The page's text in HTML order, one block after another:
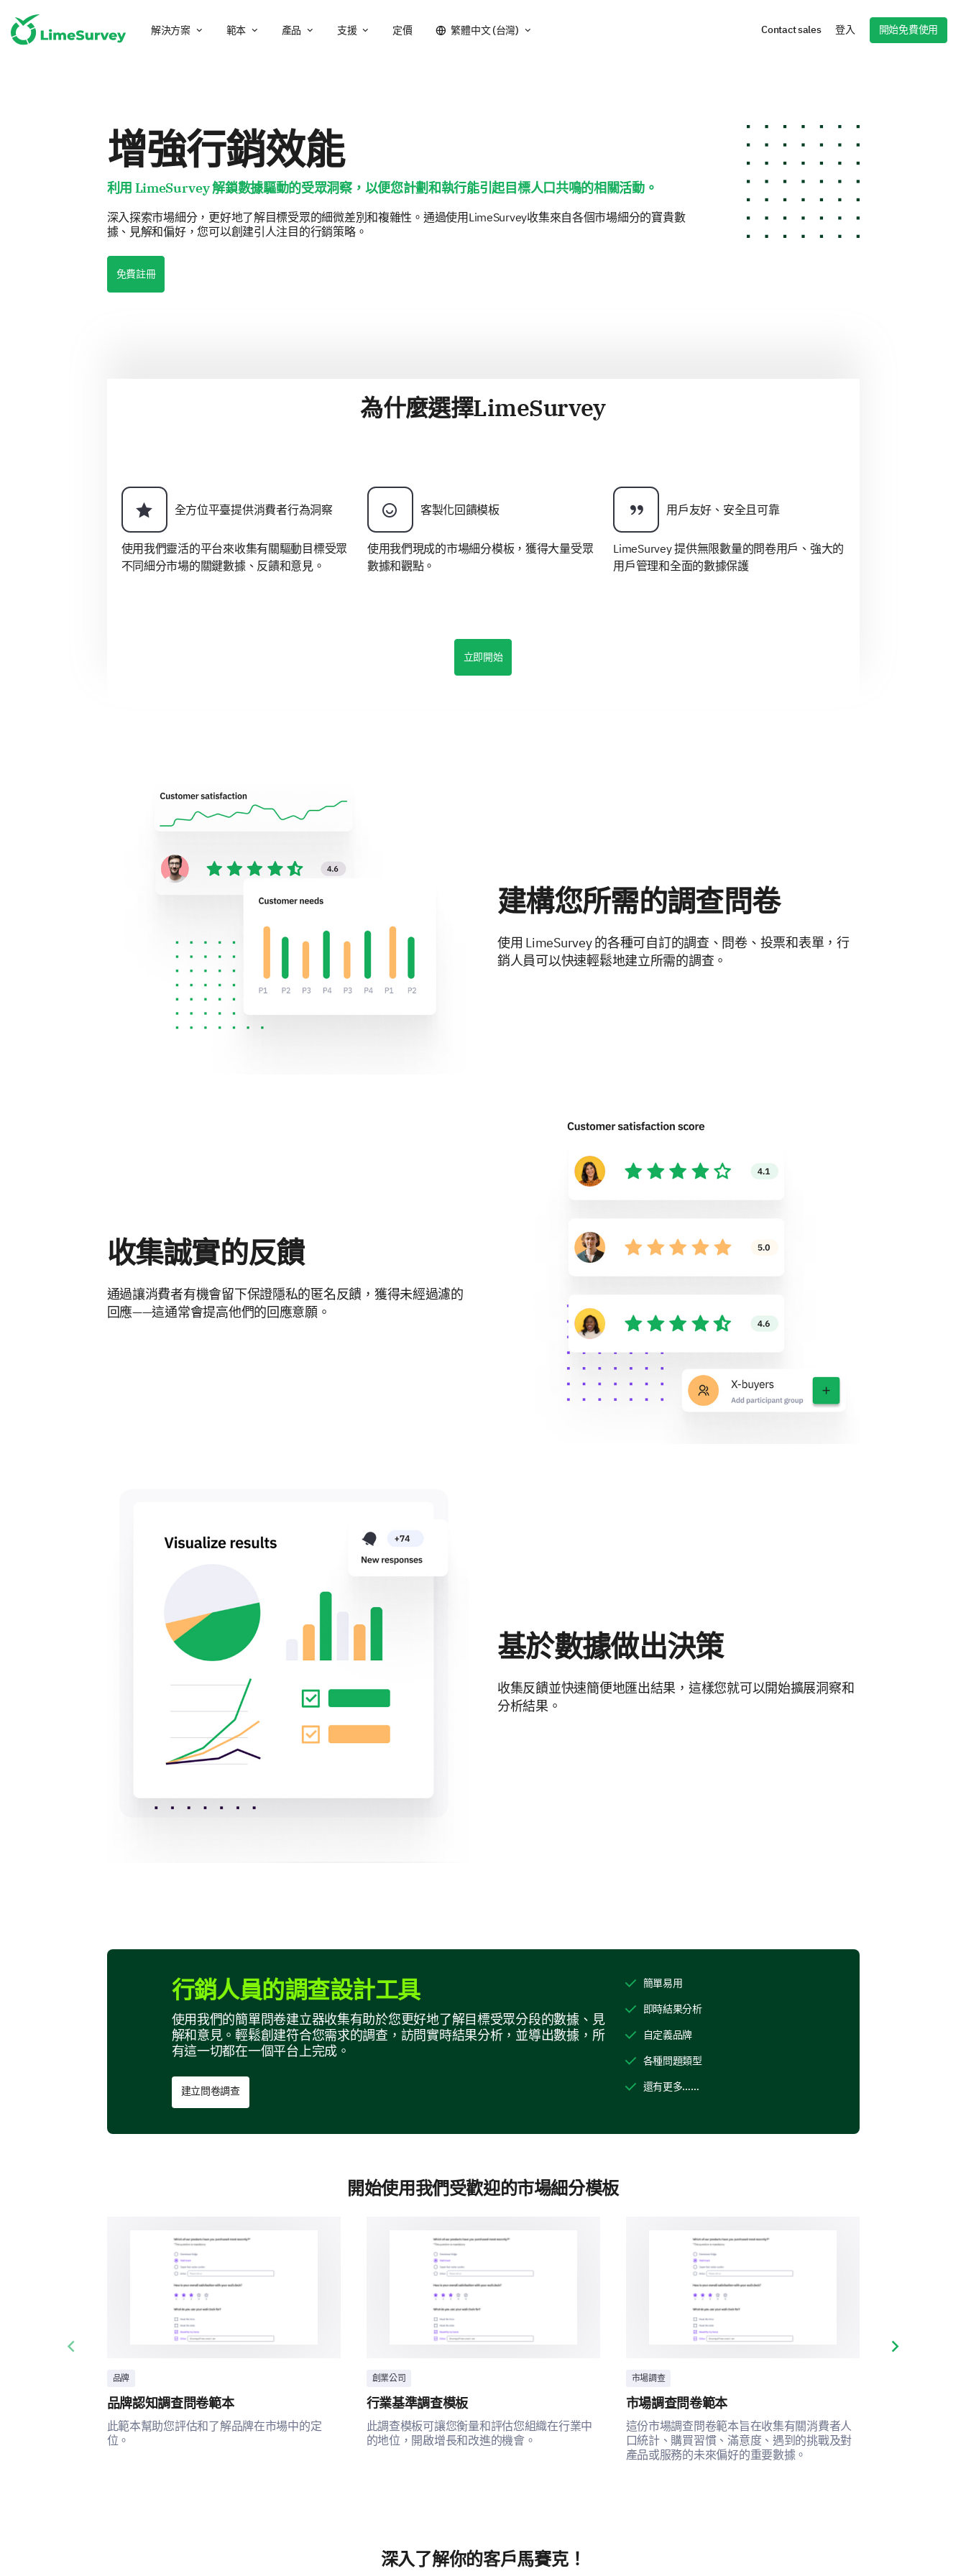
解決方案 範本 產品 支援 定價 繁體中文 (台灣) Contact sales 登入 開始免費使用
增強行銷效能
利用 LimeSurvey 解鎖數據驅動的受眾洞察，以便您計劃和執行能引起目標人口共鳴的相關活動。
深入探索市場細分，更好地了解目標受眾的細微差別和複雜性。通過使用LimeSurvey收集來自各個市場細分的寶貴數
據、見解和偏好，您可以創建引人注目的行銷策略。
免費註冊
為什麼選擇LimeSurvey
全方位平臺提供消費者行為洞察
使用我們靈活的平台來收集有關驅動目標受眾
不同細分市場的關鍵數據、反饋和意見。
客製化回饋模板
使用我們現成的市場細分模板，獲得大量受眾
數據和觀點。
用戶友好、安全且可靠
LimeSurvey 提供無限數量的問卷用戶、強大的
用戶管理和全面的數據保護
立即開始
建構您所需的調查問卷
使用 LimeSurvey 的各種可自訂的調查、問卷、投票和表單，行
銷人員可以快速輕鬆地建立所需的調查。
收集誠實的反饋
通過讓消費者有機會留下保證隱私的匿名反饋，獲得未經過濾的
回應——這通常會提高他們的回應意願。
基於數據做出決策
收集反饋並快速簡便地匯出結果，這樣您就可以開始擴展洞察和
分析結果。
行銷人員的調查設計工具
使用我們的簡單問卷建立器收集有助於您更好地了解目標受眾分段的數據、見
解和意見。輕鬆創建符合您需求的調查，訪問實時結果分析，並導出數據，所
有這一切都在一個平台上完成。
建立問卷調查
簡單易用
即時結果分析
自定義品牌
各種問題類型
還有更多……
開始使用我們受歡迎的市場細分模板
品牌
品牌認知調查問卷範本
此範本幫助您評估和了解品牌在市場中的定
位。
創業公司
行業基準調查模板
此調查模板可讓您衡量和評估您組織在行業中
的地位，開啟增長和改進的機會。
市場調查
市場調查問卷範本
這份市場調查問卷範本旨在收集有關消費者人
口統計、購買習慣、滿意度、遇到的挑戰及對
產品或服務的未來偏好的重要數據。
Previous slide Next slide
深入了解你的客戶馬賽克！